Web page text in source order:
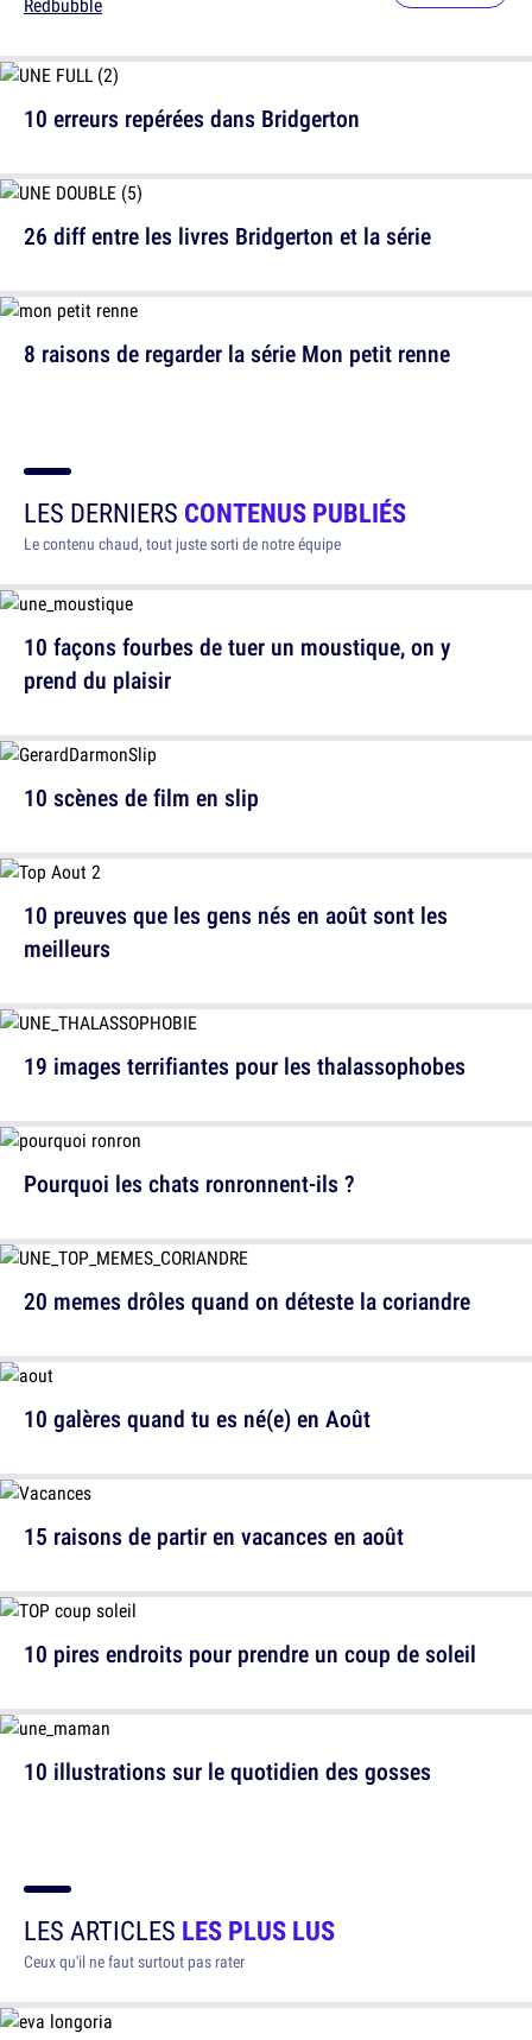
26 diff entre les livres Bridgerton et la série
10 erreurs repérées dans Bridgerton
8 raisons de regarder la série Mon petit renne
LES DERNIERS CONTENUS PUBLIÉS
Le contenu chaud, tout juste sorti de notre équipe
10 façons fourbes de tuer un moustique, on y
prend du plaisir
10 preuves que les gens nés en août sont les
meilleurs
Pourquoi les chats ronronnent-ils ?
10 galères quand tu es né(e) en Août
10 pires endroits pour prendre un coup de soleil
10 scènes de film en slip
19 images terrifiantes pour les thalassophobes
20 memes drôles quand on déteste la coriandre
15 raisons de partir en vacances en août
10 illustrations sur le quotidien des gosses
LES ARTICLES LES PLUS LUS
Ceux qu'il ne faut surtout pas rater